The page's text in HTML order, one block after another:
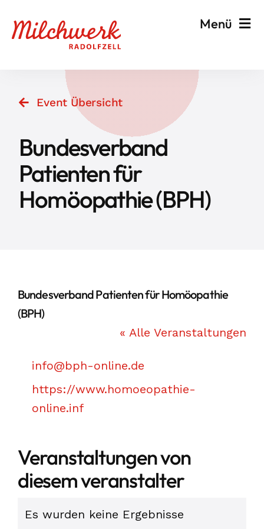
Inhalt
Menü
Veranstalten & Planen
Besuchen & Informieren
Events
Milchwerk
Event Übersicht
Bundesverband
Patienten für
Homöopathie (BPH)
Bundesverband Patienten für Homöopathie
(BPH)
« Alle Veranstaltungen
Email
info@bph-online.de
Webseite
https://www.homoeopathie-
online.inf
Veranstaltungen von
diesem veranstalter
Es wurden keine Ergebnisse